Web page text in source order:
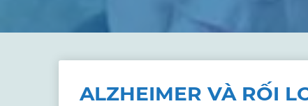
ALZHEIMER VÀ RỐI